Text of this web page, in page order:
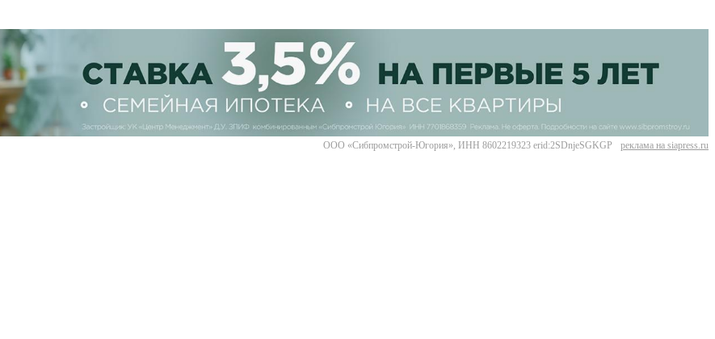
ООО «Сибпромстрой-Югория», ИНН 8602219323 erid:2SDnjeSGKGP реклама на siapress.ru